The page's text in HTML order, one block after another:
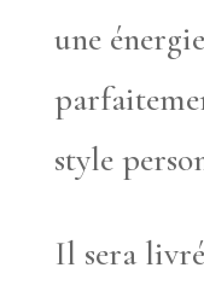
une
style
Il sera